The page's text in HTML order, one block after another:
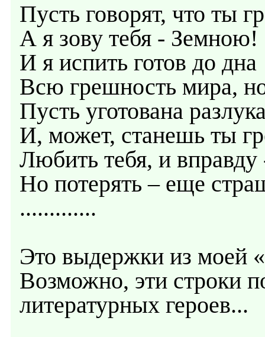
Пусть говорят, что ты
А я зову тебя - Земною!
И я испить готов до дна
Всю грешность мира,
Пусть уготована
И, может, станешь ты
Любить тебя, и
Но потерять – еще
.............
Это выдержки из моей
Возможно, эти строки
литературных героев...